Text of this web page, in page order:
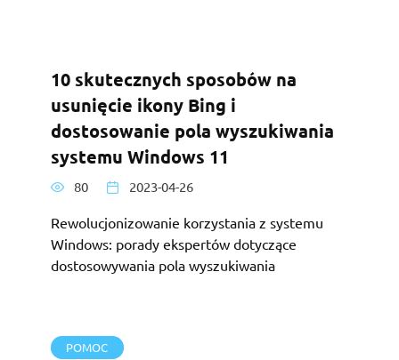
10 skutecznych sposobów na
usunięcie ikony Bing i
dostosowanie pola wyszukiwania
systemu Windows 11
80 2023-04-26
Rewolucjonizowanie korzystania z systemu
Windows: porady ekspertów dotyczące
dostosowywania pola wyszukiwania
POMOC